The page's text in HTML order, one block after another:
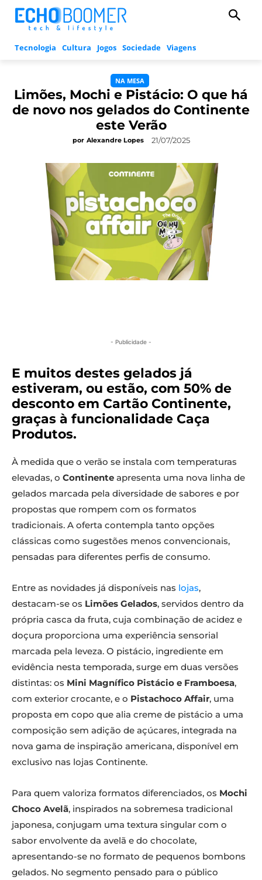
Tecnologia Cultura Jogos Sociedade Viagens
NA MESA
Limões, Mochi e Pistácio: O que há
de novo nos gelados do Continente
este Verão
por Alexandre Lopes 21/07/2025
- Publicidade -
E muitos destes gelados já
estiveram, ou estão, com 50% de
desconto em Cartão Continente,
graças à funcionalidade Caça
Produtos.
À medida que o verão se instala com temperaturas
elevadas, o Continente apresenta uma nova linha de
gelados marcada pela diversidade de sabores e por
propostas que rompem com os formatos
tradicionais. A oferta contempla tanto opções
clássicas como sugestões menos convencionais,
pensadas para diferentes perfis de consumo.
Entre as novidades já disponíveis nas lojas,
destacam-se os Limões Gelados, servidos dentro da
própria casca da fruta, cuja combinação de acidez e
doçura proporciona uma experiência sensorial
marcada pela leveza. O pistácio, ingrediente em
evidência nesta temporada, surge em duas versões
distintas: os Mini Magnífico Pistácio e Framboesa,
com exterior crocante, e o Pistachoco Affair, uma
proposta em copo que alia creme de pistácio a uma
composição sem adição de açúcares, integrada na
nova gama de inspiração americana, disponível em
exclusivo nas lojas Continente.
Para quem valoriza formatos diferenciados, os Mochi
Choco Avelã, inspirados na sobremesa tradicional
japonesa, conjugam uma textura singular com o
sabor envolvente da avelã e do chocolate,
apresentando-se no formato de pequenos bombons
gelados. No segmento pensado para o público